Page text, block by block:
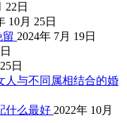
22日
10月 25日
2024年 7月 19日
日
人与不同属相结合的婚
什么最好 2022年 10月